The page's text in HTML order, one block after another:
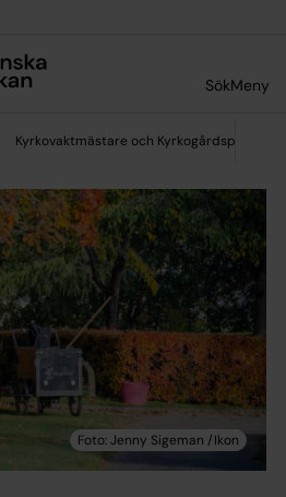
SökMeny
Kyrkovaktmästare och Kyrkogårdspersonal